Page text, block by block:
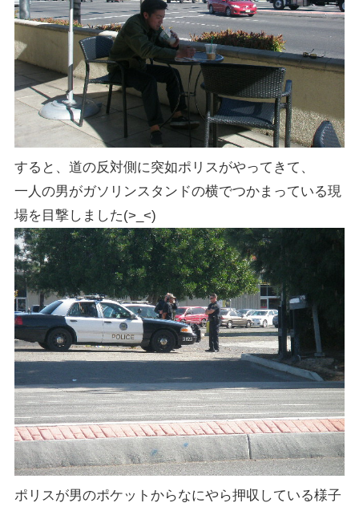
すると、道の反対側に突如ポリスがやってきて、
一人の男がガソリンスタンドの横でつかまっている現
場を目撃しました(>_<)
ポリスが男のポケットからなにやら押収している様子